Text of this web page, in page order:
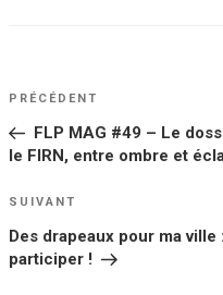
NAVIGATION
DE
L’ARTICLE
Article
PRÉCÉDENT
FLP MAG #49 – Le
le FIRN, entre ombre et
Article
SUIVANT
Des drapeaux pour ma
participer !